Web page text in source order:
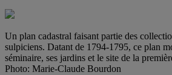
Un plan cadastral faisant partie des
sulpiciens. Datant de 1794-1795, ce plan
séminaire, ses jardins et le site de la
Photo: Marie-Claude Bourdon